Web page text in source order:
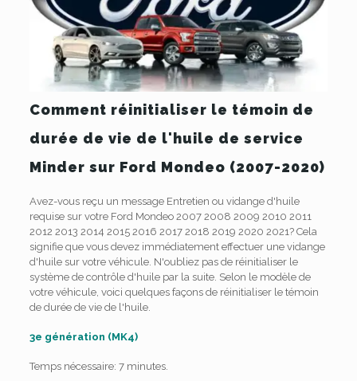
Comment réinitialiser le témoin de
durée de vie de l'huile de service
Minder sur Ford Mondeo (2007-2020)
Avez-vous reçu un message Entretien ou vidange d'huile
requise sur votre Ford Mondeo 2007 2008 2009 2010 2011
2012 2013 2014 2015 2016 2017 2018 2019 2020 2021? Cela
signifie que vous devez immédiatement effectuer une vidange
d'huile sur votre véhicule. N'oubliez pas de réinitialiser le
système de contrôle d'huile par la suite. Selon le modèle de
votre véhicule, voici quelques façons de réinitialiser le témoin
de durée de vie de l'huile.
3e génération (MK4)
Temps nécessaire: 7 minutes.